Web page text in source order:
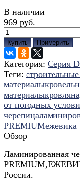
В наличии
969 руб.
Купить Примерить
Категория: Серия
Теги:
материалы
материалыкровля
от погодных
черепица
PREMIUMежевика
Обзор
Ламинированная
России.